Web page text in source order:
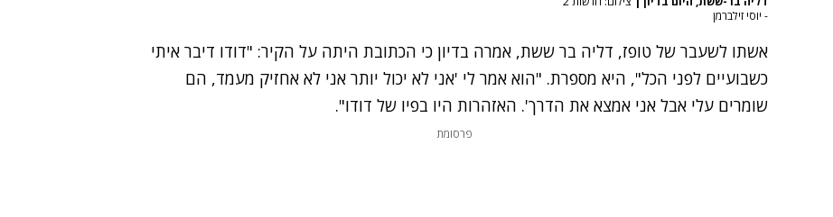
- יוסי זילברמן
אשתו לשעבר של טופז, דליה בר ששת, אמרה בדיון כי הכתובת היתה על הקיר: "דודו דיבר איתי
כשבועיים לפני הכל", היא מספרת. "הוא אמר לי 'אני לא יכול יותר אני לא אחזיק מעמד, הם
שומרים עלי אבל אני אמצא את הדרך'. האזהרות היו בפיו של דודו".
פרסומת